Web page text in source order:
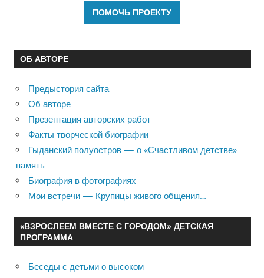
ОБ АВТОРЕ
Предыстория сайта
Об авторе
Презентация авторских работ
Факты творческой биографии
Гыданский полуостров — о «Счастливом детстве»
память
Биография в фотографиях
Мои встречи — Крупицы живого общения…
«ВЗРОСЛЕЕМ ВМЕСТЕ С ГОРОДОМ» ДЕТСКАЯ
ПРОГРАММА
Беседы с детьми о высоком